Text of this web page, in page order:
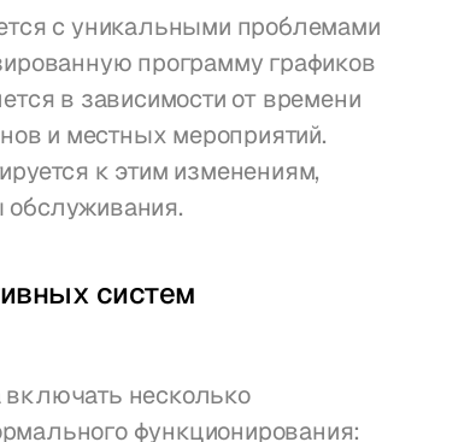
с уникальными проблемами
программу графиков
в зависимости от времени
и местных мероприятий.
к этим изменениям,
систем
несколько
функционирования: